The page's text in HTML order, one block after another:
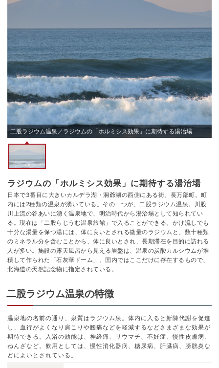
二股ラジウム温泉／ラジウムの「ホルミシス効果」に期待する湯治場
ラジウムの「ホルミシス効果」に期待する湯治場
日本で3番目に大きいカルデラ湖・洞爺湖の西側にある街、長万部町。町
内には2種類の温泉が湧いている。その一つが、二股ラジウム温泉。川股
川上流の谷あいに湧く温泉地で、明治時代から湯治場として知られてい
る。現在は「二股らじうむ温泉旅館」で入ることができる。かけ流しでも
十分な湯量を保つ湯には、体に良いとされる微量のラジウムと、数十種類
のミネラル分を含むことから、体に良いとされ、長期滞在を目的に訪れる
人が多い。施設の露天風呂から見える岩盤は、温泉の炭酸カルシウムが堆
積して作られた「石灰華ドーム」。国内ではここだけに存在するもので、
北海道の天然記念物に指定されている。
二股ラジウム温泉の特徴
温泉地の名前の通り、泉質はラジウム泉。体内に入ると新陳代謝を促進
し、血行がよくなり肩こりや腰痛などを軽減するなどさまざまな効果が
期待できる。入浴の効能は、神経痛、リウマチ、不妊症、慢性皮膚病、
ねんざなど。飲用としては、慢性消化器病、糖尿病、肝臓病、膀胱炎な
どによいとされている。